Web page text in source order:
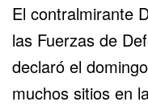
El contralmirante
las Fuerzas de
declaró el
muchos sitios en